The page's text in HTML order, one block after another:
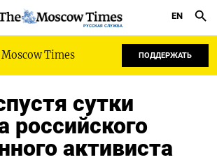
РУССКАЯ СЛУЖБА
EN
Times ПОДДЕРЖАТЬ
сутки
российского
активиста